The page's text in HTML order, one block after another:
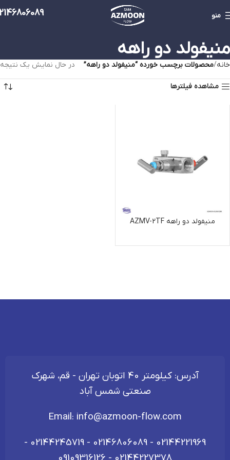
منو
منیفولد دو راهه
خانه محصولات برچسب خورده “منیفولد دو راهه” در حال نمایش یک نتیجه
مشاهده فیلترها
منیفولد دو راهه AZMV-2TF
آدرس: کیلومتر 40 اتوبان تهران - قم، شهرک
صنعتی شمس آباد
Email: info@azmoon-flow.com
02144221969
-
02146806089
-
02144245719
-